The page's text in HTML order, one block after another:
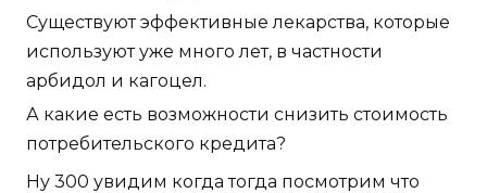
Существуют эффективные лекарства, которые
используют уже много лет, в частности
арбидол и кагоцел.
А какие есть возможности снизить стоимость
потребительского кредита?
Ну 300 увидим когда тогда посмотрим что